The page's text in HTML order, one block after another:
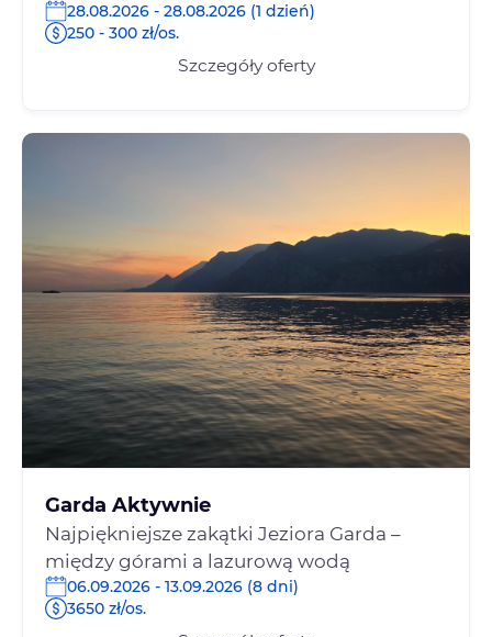
28.08.2026 - 28.08.2026 (1 dzień)
250 - 300 zł/os.
Szczegóły oferty
Garda Aktywnie
Najpiękniejsze zakątki Jeziora Garda –
między górami a lazurową wodą
06.09.2026 - 13.09.2026 (8 dni)
3650 zł/os.